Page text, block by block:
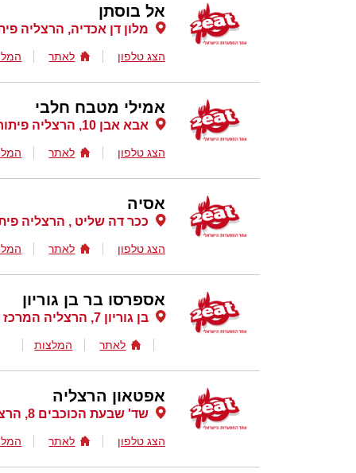
אל בוסתן
מלון דן אכדיה, הרצליה
הצג טלפון לאתר
אמילי מטבח חלבי
אבא אבן 10, הרצליה פיתוח
הצג טלפון לאתר
אסיה
ככר דה שליט , הרצליה
הצג טלפון לאתר
אספרסו בר בן גוריון
בן גוריון 7, הרצליה המרכז החדש, הרצליה
לאתר המלצות
אפטאון הרצליה
שד' שבעת הכוכבים 8, הרצליה
הצג טלפון לאתר